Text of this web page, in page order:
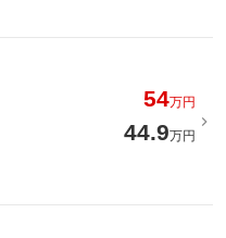
54万円
44.9万円